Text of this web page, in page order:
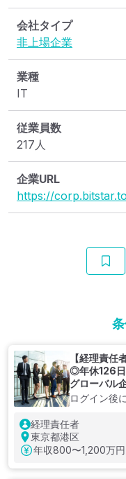
会社タイプ
非上場企業
業種
IT
従業員数
217人
企業URL
https://
【経理責任
◎年休126日
グローバル
ログイン後
経理責任者
東京都港区
年収800〜1,200万円